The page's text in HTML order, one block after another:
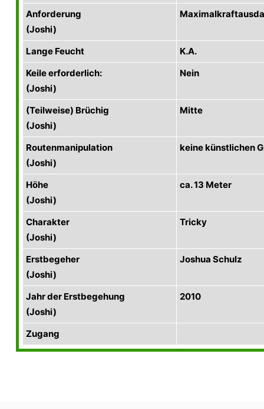
Anforderung
(Joshi)
Lange Feucht
K.A.
Keile erforderlich:
(Joshi)
Nein
(Teilweise) Brüchig
(Joshi)
Mitte
Routenmanipulation
(Joshi)
keine künstlichen
Höhe
(Joshi)
ca. 13 Meter
Charakter
(Joshi)
Tricky
Erstbegeher
(Joshi)
Joshua Schulz
Jahr der Erstbegehung
(Joshi)
2010
Zugang